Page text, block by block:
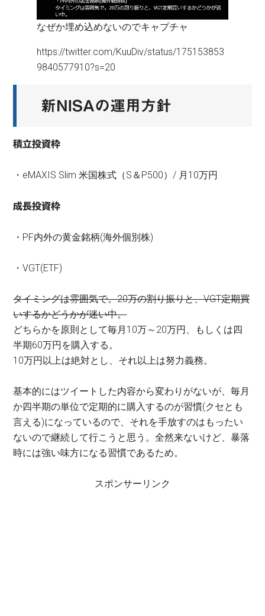
なぜか埋め込めないのでキャプチャ
https://twitter.com/KuuDiv/status/175153853
9840577910?s=20
新NISAの運用方針
積立投資枠
・eMAXIS Slim 米国株式（S＆P500）/ 月10万円
成長投資枠
・PF内外の黄金銘柄(海外個別株)
・VGT(ETF)
タイミングは雰囲気で。20万の割り振りと、VGT定期買
いするかどうかが迷い中。
どちらかを原則として毎月10万～20万円、もしくは四
半期60万円を購入する。
10万円以上は絶対とし、それ以上は努力義務。
基本的にはツイートした内容から変わりがないが、毎月
か四半期の単位で定期的に購入するのが習慣(クセとも
言える)になっているので、それを手放すのはもったい
ないので継続して行こうと思う。全然来ないけど、暴落
時には強い味方になる習慣であるため。
スポンサーリンク